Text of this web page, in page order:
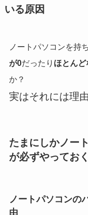
いる原因
ノートパソコンを持
が0だったり ほとん
か？
実はそれには理
たまにしかノー
が必ずやってお
ノートパソコンの
由